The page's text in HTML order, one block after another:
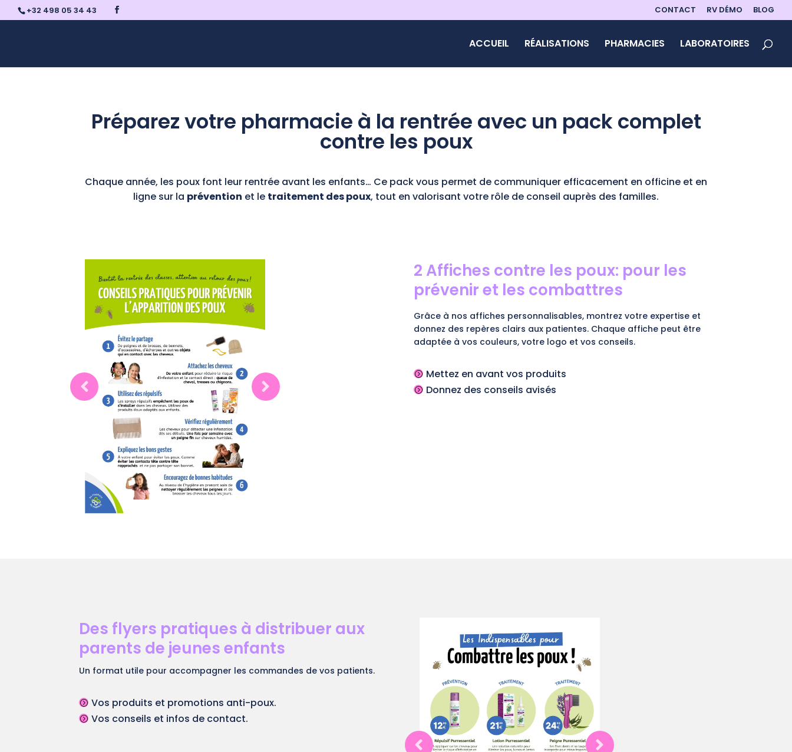
+32 498 05 34 43 CONTACT RV DÉMO BLOG
ACCUEIL RÉALISATIONS PHARMACIES LABORATOIRES
Préparez votre pharmacie à la rentrée avec un pack complet
contre les poux
Chaque année, les poux font leur rentrée avant les enfants… Ce pack vous permet de communiquer efficacement en officine et en
ligne sur la prévention et le traitement des poux, tout en valorisant votre rôle de conseil auprès des familles.
2 Affiches contre les poux: pour les
prévenir et les combattres
Grâce à nos affiches personnalisables, montrez votre expertise et
donnez des repères clairs aux patientes. Chaque affiche peut être
adaptée à vos couleurs, votre logo et vos conseils.
= Mettez en avant vos produits
= Donnez des conseils avisés
Des flyers pratiques à distribuer aux
parents de jeunes enfants
Un format utile pour accompagner les commandes de vos patients.
= Vos produits et promotions anti-poux.
= Vos conseils et infos de contact.